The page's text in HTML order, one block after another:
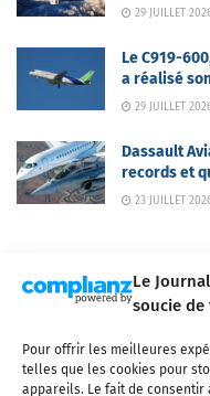
Le
soucie
Pour offrir les meilleures
telles que les cookies pour
appareils. Le fait de consentir
29 JUILLET
Le C919-
a réalisé
29 JUILLET
Dassault
records et
23 JUILLET
Qui sommes-nous ?
Mentions légales
CGV